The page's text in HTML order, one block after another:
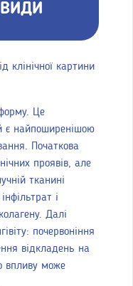
клінічної картини
форму. Це
є найпоширенішою
Початкова
проявів, але
тканині
і
Далі
почервоніння
відкладень на
впливу може